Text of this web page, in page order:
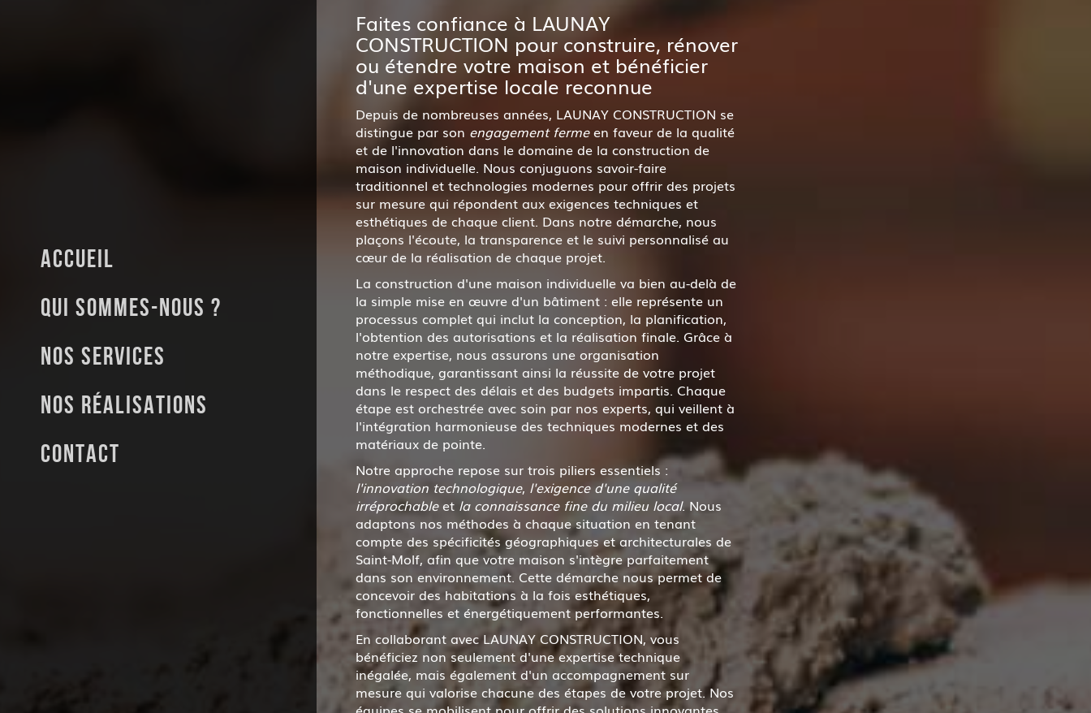
Accueil
Qui sommes-nous ?
Nos services
Nos réalisations
Contact
Faites confiance à LAUNAY
CONSTRUCTION pour construire, rénover
ou étendre votre maison et bénéficier
d'une expertise locale reconnue
Depuis de nombreuses années, LAUNAY CONSTRUCTION se
distingue par son engagement fermeen faveur de la qualité
et de l'innovation dans le domaine de la construction de
maison individuelle. Nous conjuguons savoir-faire
traditionnel et technologies modernes pour offrir des projets
sur mesure qui répondent aux exigences techniques et
esthétiques de chaque client. Dans notre démarche, nous
plaçons l'écoute, la transparence et le suivi personnalisé au
cœur de la réalisation de chaque projet.
La construction d'une maison individuelle va bien au-delà de
la simple mise en œuvre d'un bâtiment : elle représente un
processus complet qui inclut la conception, la planification,
l'obtention des autorisations et la réalisation finale. Grâce à
notre expertise, nous assurons une organisation
méthodique, garantissant ainsi la réussite de votre projet
dans le respect des délais et des budgets impartis. Chaque
étape est orchestrée avec soin par nos experts, qui veillent à
l'intégration harmonieuse des techniques modernes et des
matériaux de pointe.
Notre approche repose sur trois piliers essentiels :
l'innovation technologique, l'exigence d'une qualité
irréprochableet la connaissance fine du milieu local. Nous
adaptons nos méthodes à chaque situation en tenant
compte des spécificités géographiques et architecturales de
Saint-Molf, afin que votre maison s'intègre parfaitement
dans son environnement. Cette démarche nous permet de
concevoir des habitations à la fois esthétiques,
fonctionnelles et énergétiquement performantes.
En collaborant avec LAUNAY CONSTRUCTION, vous
bénéficiez non seulement d'une expertise technique
inégalée, mais également d'un accompagnement sur
mesure qui valorise chacune des étapes de votre projet. Nos